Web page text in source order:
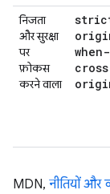
निजता
और सुरक्षा
पर
फ़ोकस
करने वाला
when-
MDN, नीतियों और